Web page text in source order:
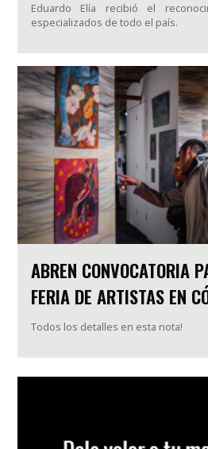
Eduardo Elía recibió el
especializados de todo el país.
ABREN CONVOCATORIA
FERIA DE ARTISTAS EN
Todos los detalles en esta nota!